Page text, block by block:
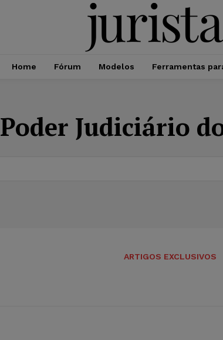
Home Fórum Modelos Ferramentas
Poder Judiciário
ARTIGOS EXCLUSIVOS